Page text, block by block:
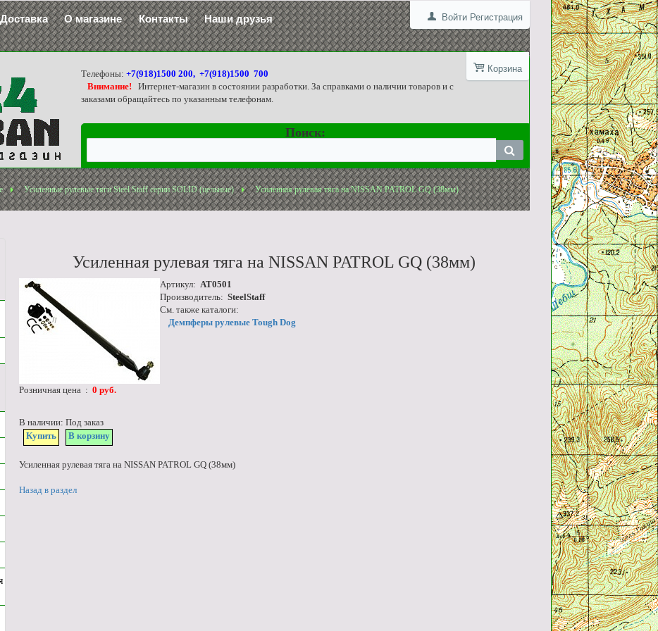
Войти Регистрация
Доставка О магазине Контакты
Наши друзья
Корзина
Телефоны:+7(918)1500 200, +7(918)1500 700
Внимание!
Интернет-магазин в состоянии разработки. За справками о наличии товаров и с
заказами обращайтесь по указанным телефонам.
Поиск:
Усиленные рулевые тяги Steel Staff серии SOLID (цельные) Усиленная рулевая тяга на NISSAN PATROL GQ (38мм)
Усиленная рулевая тяга на NISSAN PATROL GQ (38мм)
Артикул: AT0501
Производитель: SteelStaff
См. также каталоги:
Демпферы рулевые Tough Dog
Розничная цена : 0 руб.
В наличии: Под заказ
Купить
В корзину
Усиленная рулевая тяга на NISSAN PATROL GQ (38мм)
Назад в раздел